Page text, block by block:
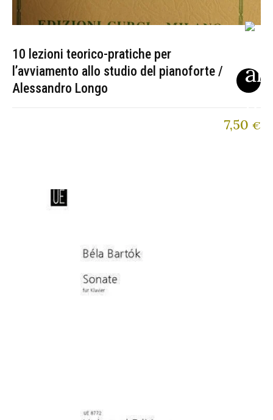
10 lezioni teorico-pratiche per
l’avviamento allo studio del pianoforte /
Alessandro Longo
7,50 €